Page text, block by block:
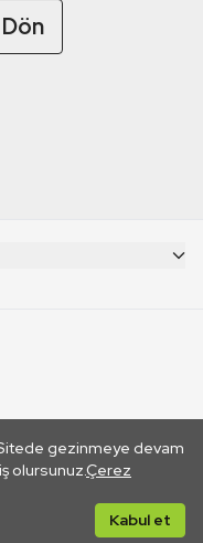
gezinmeye devam
olursunuz.Çerez
Kabul et
yoluyla gidilen dış